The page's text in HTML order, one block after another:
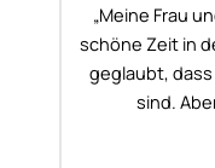
„Meine Frau
schöne Zeit in
geglaubt,
sind.